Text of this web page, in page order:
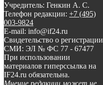
Учредитель: Генкин А. С.
Телефон редакции: +7 (495)
003-9824
E-mail: info@if24.ru
Свидетельство о регистрации
СМИ: ЭЛ № ФС 77 - 67477
При использовании
материалов гиперссылка на
IF24.ru обязательна.
Мнение редакции может не